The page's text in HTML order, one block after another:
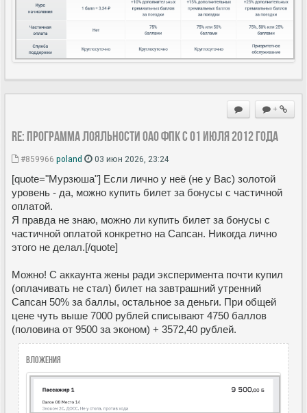
+
Re: Программа лояльности ОАО ФПК с 01 июля 2012 года
#859966 poland 03 июн 2026, 23:24
[quote="Мурзюша"] Если лично у неё (не у Вас) золотой
уровень - да, можно купить билет за бонусы с частичной
оплатой.
Я правда не знаю, можно ли купить билет за бонусы с
частичной оплатой конкретно на Сапсан. Никогда лично
этого не делал.[/quote]
Можно! С аккаунта жены ради эксперимента почти купил
(оплачивать не стал) билет на завтрашний утренний
Сапсан 50% за баллы, остальное за деньги. При общей
цене чуть выше 7000 рублей списывают 4750 баллов
(половина от 9500 за эконом) + 3572,40 рублей.
Вложения